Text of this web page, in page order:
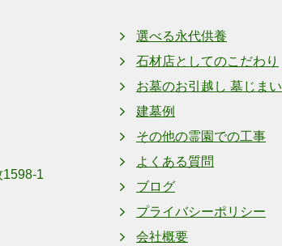
1598-1
選べる永代供養
石材店としてのこだわり
お墓のお引越し 墓じまい
建墓例
その他の霊園での工事
よくある質問
ブログ
プライバシーポリシー
会社概要